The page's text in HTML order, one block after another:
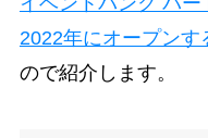
2022年にオープンす
ので紹介します。